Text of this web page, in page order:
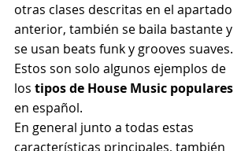
otras clases descritas en el apartado
anterior, también se baila bastante y
se usan beats funk y grooves suaves.
Estos son solo algunos ejemplos de
los tipos de House Music populares
en español.
En general junto a todas estas
características principales, también